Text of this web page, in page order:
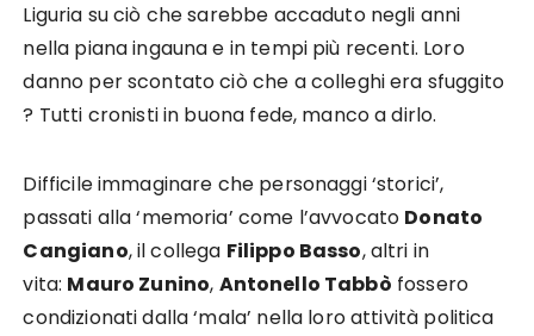
Liguria su ciò che sarebbe accaduto negli anni
nella piana ingauna e in tempi più recenti. Loro
danno per scontato ciò che a colleghi era sfuggito
? Tutti cronisti in buona fede, manco a dirlo.
Difficile immaginare che personaggi ‘storici’,
passati alla ‘memoria’ come l’avvocato Donato
Cangiano, il collega Filippo Basso, altri in
vita: Mauro Zunino, Antonello Tabbò fossero
condizionati dalla ‘mala’ nella loro attività politica